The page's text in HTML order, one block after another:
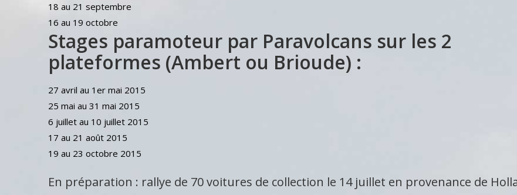
18 au 21 septembre
16 au 19 octobre
Stages paramoteur par Paravolcans sur les 2
plateformes (Ambert ou Brioude) :
27 avril au 1er mai 2015
25 mai au 31 mai 2015
6 juillet au 10 juillet 2015
17 au 21 août 2015
19 au 23 octobre 2015
En préparation : rallye de 70 voitures de collection le 14 juillet en provenance de